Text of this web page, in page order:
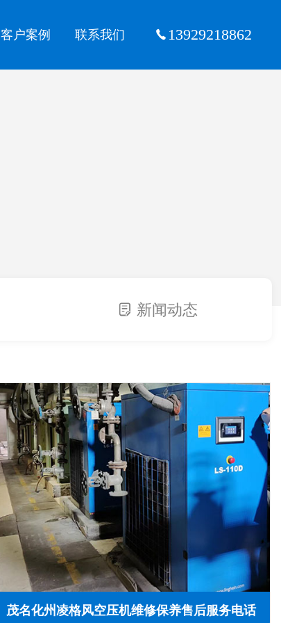
客户案例 联系我们 13929218862
新闻动态
茂名化州凌格风空压机维修保养售后服务电话